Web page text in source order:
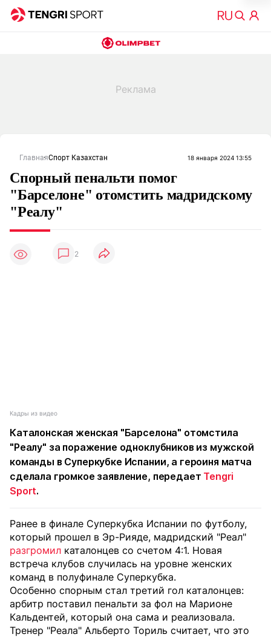
ГлавнаяСпорт Казахстан 18 января 2024 13:55
Спорный пенальти помог
"Барселоне" отомстить мадридскому
"Реалу"
2
Кадры из видео
Каталонская женская "Барселона" отомстила
"Реалу" за поражение одноклубников из мужской
команды в Суперкубке Испании, а героиня матча
сделала громкое заявление, передает Tengri
Sport.
Ранее в финале Суперкубка Испании по футболу,
который прошел в Эр-Рияде, мадридский "Реал"
разгромил каталонцев со счетом 4:1. Новая
встреча клубов случилась на уровне женских
команд в полуфинале Суперкубка.
Особенно спорным стал третий гол каталонцев:
арбитр поставил пенальти за фол на Марионе
Кальдентей, который она сама и реализовала.
Тренер "Реала" Альберто Ториль считает, что это